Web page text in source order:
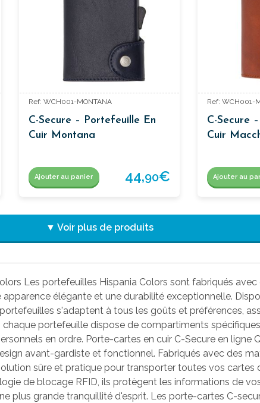
Ref: WCH001-MONTANA
C-Secure – Portefeuille En
Cuir Montana
Ajouter au panier 44,90€
Ref: WCH001-
C-Secure
Cuir
Ajouter au
▼ Voir plus de produits
Les portefeuilles Hispania Colors sont fabriqués avec
élégante et une durabilité exceptionnelle.
s'adaptent à tous les goûts et préférences,
portefeuille dispose de compartiments
en ordre. Porte-cartes en cuir C-Secure en ligne
avant-gardiste et fonctionnel. Fabriqués avec des
sûre et pratique pour transporter toutes vos cartes
de blocage RFID, ils protègent les informations de
plus grande tranquillité d'esprit. Les porte-cartes C-